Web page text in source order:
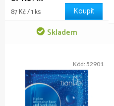
Skladem
Měrná
87 Kč / 1 ks Koupit
zesvětluje pigmentové skvrny.
Má antioxidační účinek - chrání
pokožku a zabraňuje
předčasnému stárnutí.
Kód: 52901